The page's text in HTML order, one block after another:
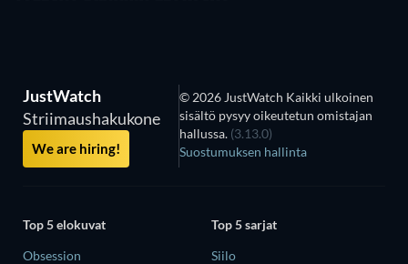
JustWatch
Striimaushakukone
We are hiring!
© 2026 JustWatch Kaikki ulkoinen
sisältö pysyy oikeutetun omistajan
hallussa. (3.13.0)
Suostumuksen hallinta
Top 5 elokuvat
Obsession
Top 5 sarjat
Siilo